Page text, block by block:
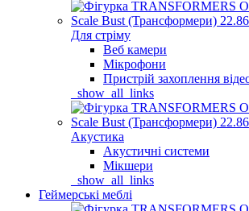
Для стріму
Веб камери
Мікрофони
Пристрій захоплення
_show_all_links
Акустика
Акустичні системи
Мікшери
_show_all_links
Геймерські меблі